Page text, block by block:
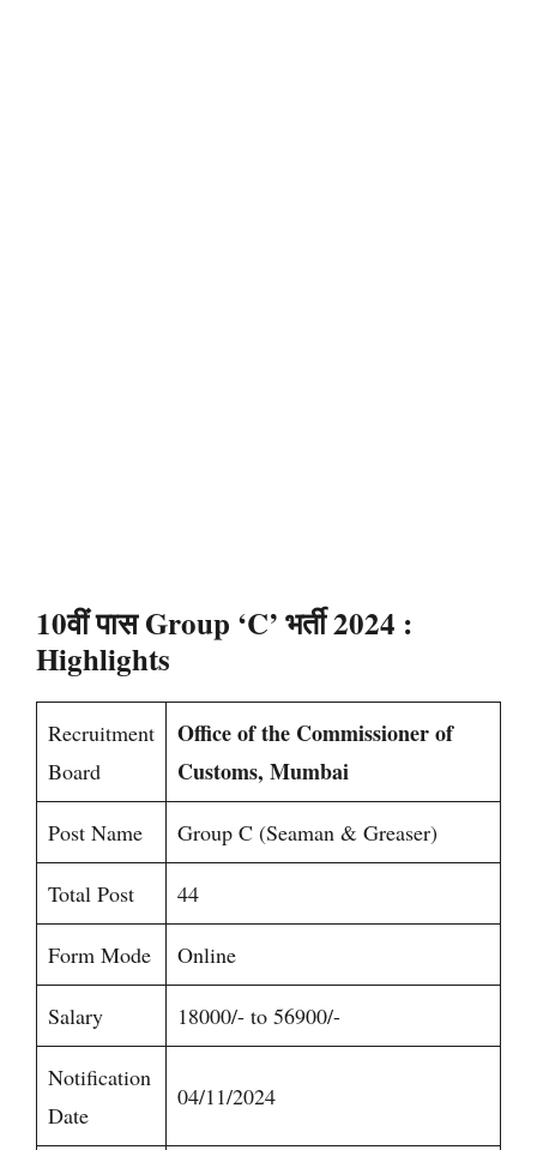
10वीं पास Group ‘C’ भर्ती 2024 :
Highlights
Recruitment
Board
Office of the Commissioner of
Customs, Mumbai
Post Name Group C (Seaman & Greaser)
Total Post 44
Form Mode Online
Salary 18000/- to 56900/-
Notification
Date
04/11/2024